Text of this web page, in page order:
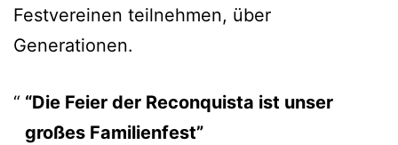
Festvereinen teilnehmen, über
Generationen.
“Die Feier der Reconquista ist unser
großes Familienfest”